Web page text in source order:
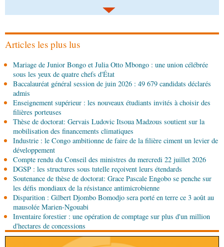
04-08-2026 17:00
installations de Sofatt Industrie
ÉconomieContrôle et conformité : TÜV
Rheinland rejoint le dispositif national
04-08-2026 14:00
Sport8e Championnat national de taekwondo :
Brazzaville au sommet d'une édition remarquable
04-08-2026 12:30
Afrique-Monde
mondiale finance la modernisation du corridor
routier Bangui-Douala
Articles les plus lus
Mariage de Junior Bongo et Julia Otto Mbongo : une union célébrée
sous les yeux de quatre chefs d'État
Baccalauréat général session de juin 2026 : 49 679 candidats déclarés
admis
Enseignement supérieur : les nouveaux étudiants invités à choisir des
filières porteuses
Thèse de doctorat: Gervais Ludovic Itsoua Madzous soutient sur la
mobilisation des financements climatiques
Industrie : le Congo ambitionne de faire de la filière ciment un levier de
développement
Compte rendu du Conseil des ministres du mercredi 22 juillet 2026
DGSP : les structures sous tutelle reçoivent leurs étendards
Soutenance de thèse de doctorat: Grace Pascale Engobo se penche sur
les défis mondiaux de la résistance antimicrobienne
Disparition : Gilbert Djombo Bomodjo sera porté en terre ce 3 août au
mausolée Marien-Ngouabi
Inventaire forestier : une opération de comptage sur plus d'un million
d'hectares de concessions